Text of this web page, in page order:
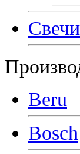
Beru
Bosch